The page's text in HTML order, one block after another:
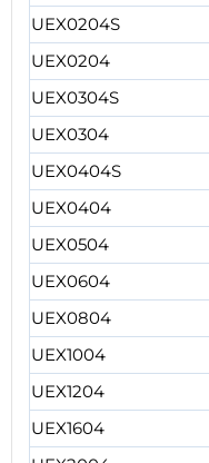
UEX0204S
UEX0204
UEX0304S
UEX0304
UEX0404S
UEX0404
UEX0504
UEX0604
UEX0804
UEX1004
UEX1204
UEX1604